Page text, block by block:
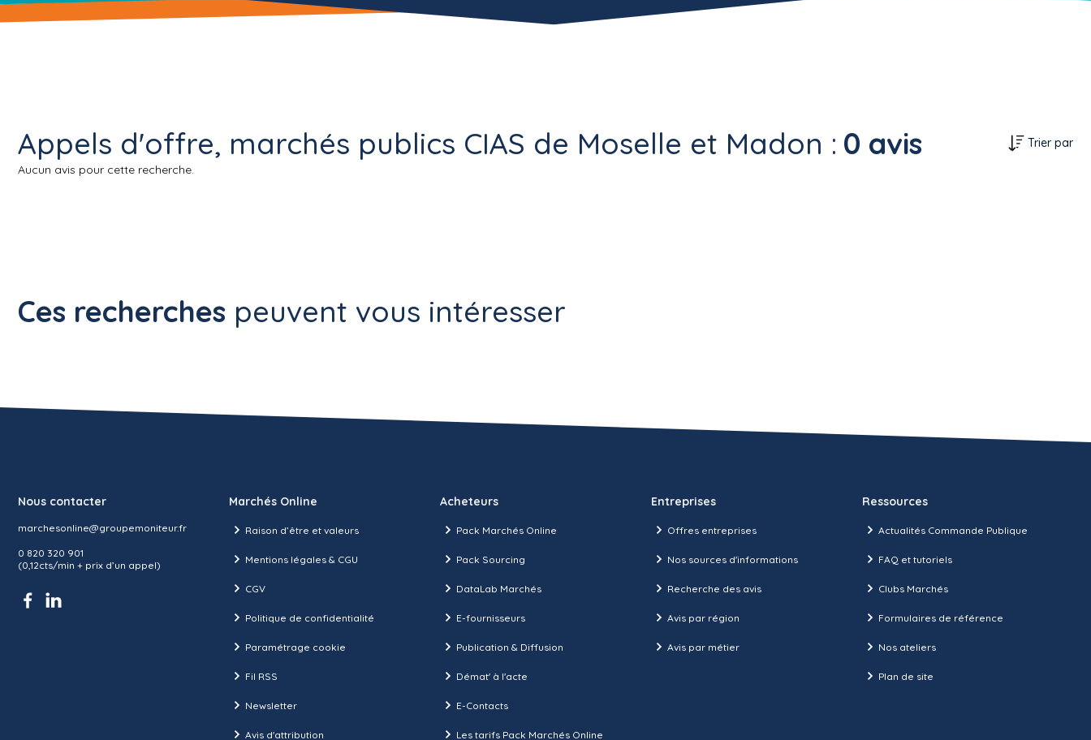
Appels d'offre, marchés publics CIAS de Moselle et Madon : 0 avis
Trier par
Aucun avis pour cette recherche.
Ces recherches peuvent vous intéresser
Nous contacter
marchesonline@groupemoniteur.fr
0 820 320 901
(0,12cts/min + prix d’un appel)
Marchés Online
Raison d’être et valeurs
Mentions légales & CGU
CGV
Politique de confidentialité
Paramétrage cookie
Fil RSS
Newsletter
Avis d'attribution
Acheteurs
Pack Marchés Online
Pack Sourcing
DataLab Marchés
E-fournisseurs
Publication & Diffusion
Démat' à l'acte
E-Contacts
Les tarifs Pack Marchés Online
Entreprises
Offres entreprises
Nos sources d'informations
Recherche des avis
Avis par région
Avis par métier
Ressources
Actualités Commande Publique
FAQ et tutoriels
Clubs Marchés
Formulaires de référence
Nos ateliers
Plan de site